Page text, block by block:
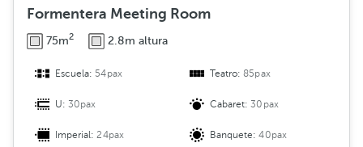
Formentera Meeting Room
75m2 2.8m altura
Escuela: 54pax Teatro:85pax
U:30pax Cabaret:30pax
Imperial:24pax Banquete:40pax